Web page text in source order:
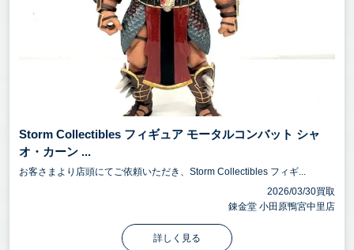
Storm Collectibles フィギュア モータルコンバット シャ
オ・カーン ...
お客さまより店頭にてご依頼いただき、Storm Collectibles フィギ...
2026/03/30買取
錬金堂 小田原鴨宮中里店
詳しく見る